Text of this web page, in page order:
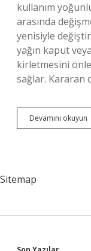
kullanım
arasında
yenisiyle
yağın kaput
kirletmesini
sağlar. Kararan
Devamını okuyun
Sitemap